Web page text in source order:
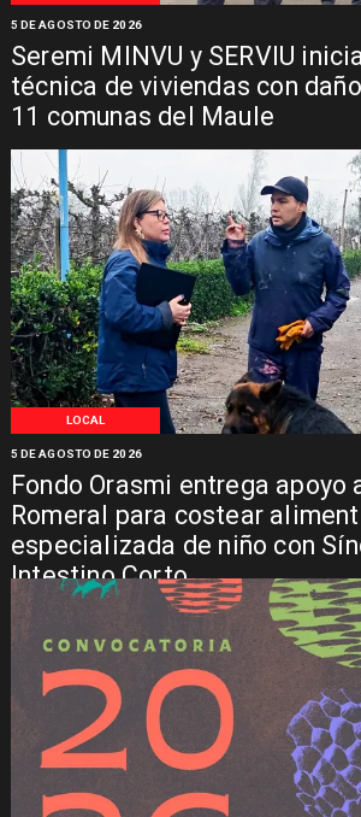
Seremi MINVU y SERVIU
técnica de viviendas con
11 comunas del Maule
5 DE AGOSTO DE 2026
LOCAL
Fondo Orasmi entrega
Romeral para costear
especializada de niño con
Intestino Corto
5 DE AGOSTO DE 2026